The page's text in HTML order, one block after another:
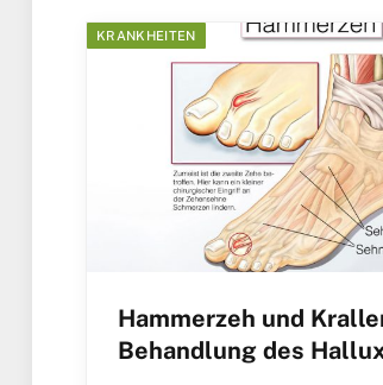
KRANKHEITEN
Hammerzeh und
Behandlung des